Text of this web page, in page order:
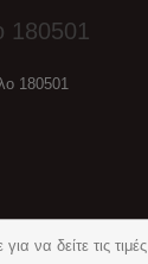
180501
180501
για να δείτε τις τιμές